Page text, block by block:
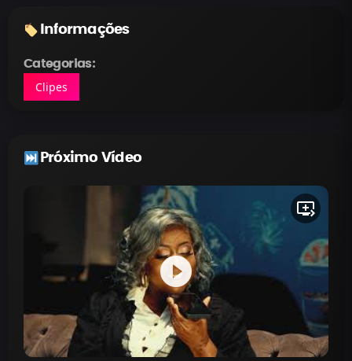
Informações
Categorias:
Clipes
Próximo Vídeo
play_circle_filled
queue_play_next